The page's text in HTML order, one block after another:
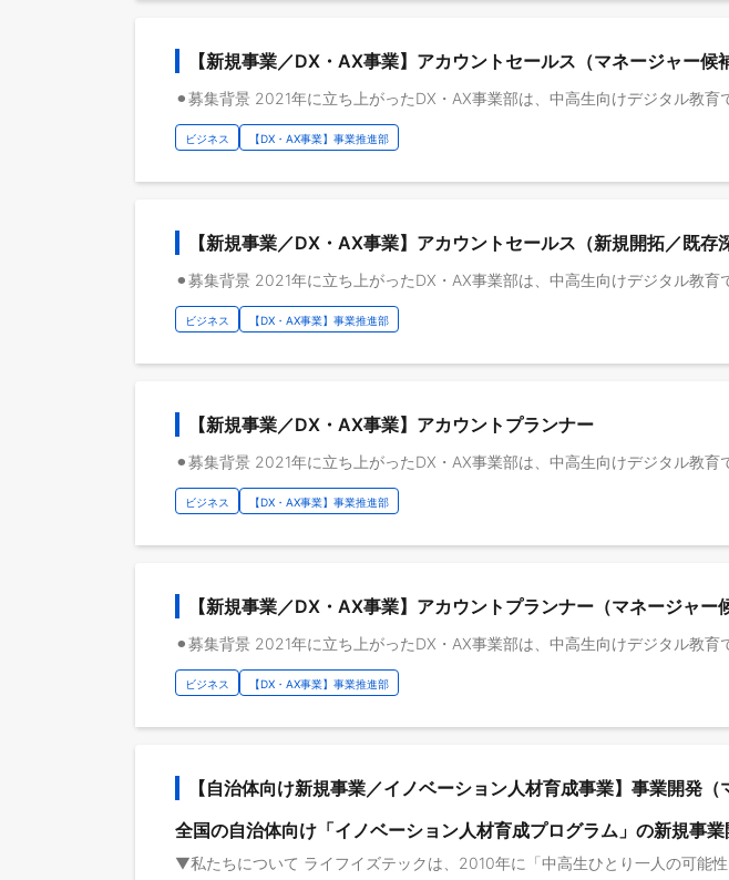
【新規事業／DX・AX事業】アカウントセールス（マネージャー候
ビジネス 【DX・AX事業】事業推進部
【新規事業／DX・AX事業】アカウントセールス（新規開拓／既存
ビジネス 【DX・AX事業】事業推進部
【新規事業／DX・AX事業】アカウントプランナー
ビジネス 【DX・AX事業】事業推進部
【新規事業／DX・AX事業】アカウントプランナー（マネージャー
ビジネス 【DX・AX事業】事業推進部
【自治体向け新規事業／イノベーション人材育成事業】事業開発（
全国の自治体向け「イノベーション人材育成プログラム」の新規事